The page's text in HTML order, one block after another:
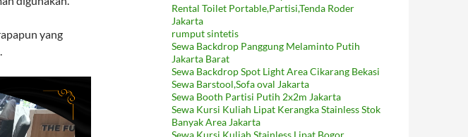
yang
Rental Toilet Portable,Partisi,Tenda Roder
Jakarta
rumput sintetis
Sewa Backdrop Panggung Melaminto Putih
Jakarta Barat
Sewa Backdrop Spot Light Area Cikarang Bekasi
Sewa Barstool,Sofa oval Jakarta
Sewa Booth Partisi Putih 2x2m Jakarta
Sewa Kursi Kuliah Lipat Kerangka Stainless Stok
Banyak Area Jakarta
Sewa Kursi Kuliah Stainless Lipat Bogor